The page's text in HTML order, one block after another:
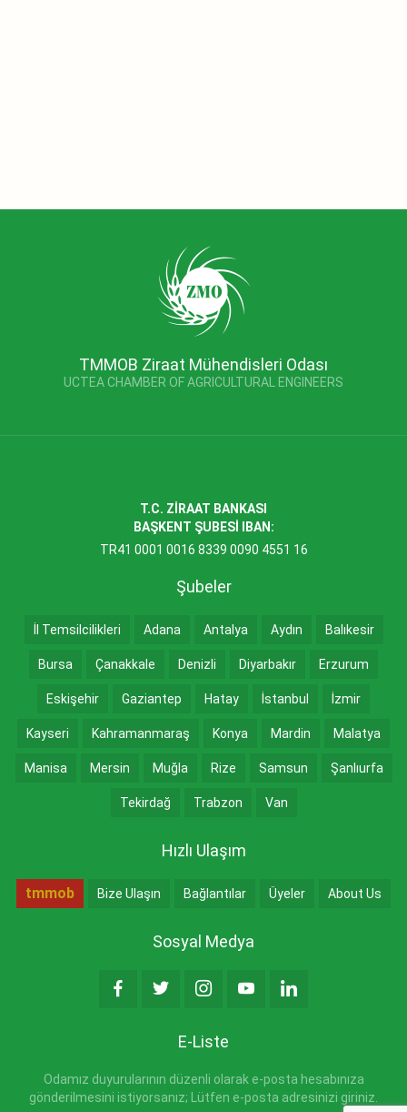
TMMOB Ziraat Mühendisleri Odası
UCTEA CHAMBER OF AGRICULTURAL ENGINEERS
T.C. ZİRAAT BANKASI
BAŞKENT ŞUBESİ IBAN:
TR41 0001 0016 8339 0090 4551 16
Şubeler
İl Temsilcilikleri Adana Antalya Aydın Balıkesir
Bursa Çanakkale Denizli Diyarbakır Erzurum
Eskişehir Gaziantep Hatay İstanbul İzmir
Kayseri Kahramanmaraş Konya Mardin Malatya
Manisa Mersin Muğla Rize Samsun Şanlıurfa
Tekirdağ Trabzon Van
Hızlı Ulaşım
tmmob Bize Ulaşın Bağlantılar Üyeler About Us
Sosyal Medya
E-Liste
Odamız duyurularının düzenli olarak e-posta hesabınıza
gönderilmesini istiyorsanız; Lütfen e-posta adresinizi giriniz.